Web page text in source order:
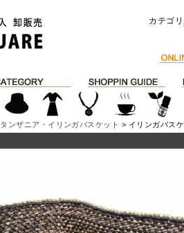
カテゴ
タンザニア・イリンガバスケット > イリンガバス